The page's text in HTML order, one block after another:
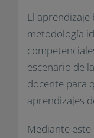
El aprendizaje
metodología
escenario de
docente para
aprendizajes
Mediante